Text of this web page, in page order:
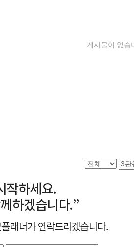
게시물이 없습